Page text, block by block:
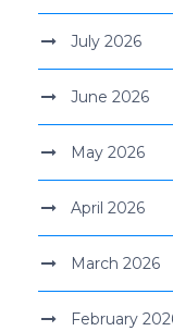
July 2026
June 2026
May 2026
April 2026
March 2026
February